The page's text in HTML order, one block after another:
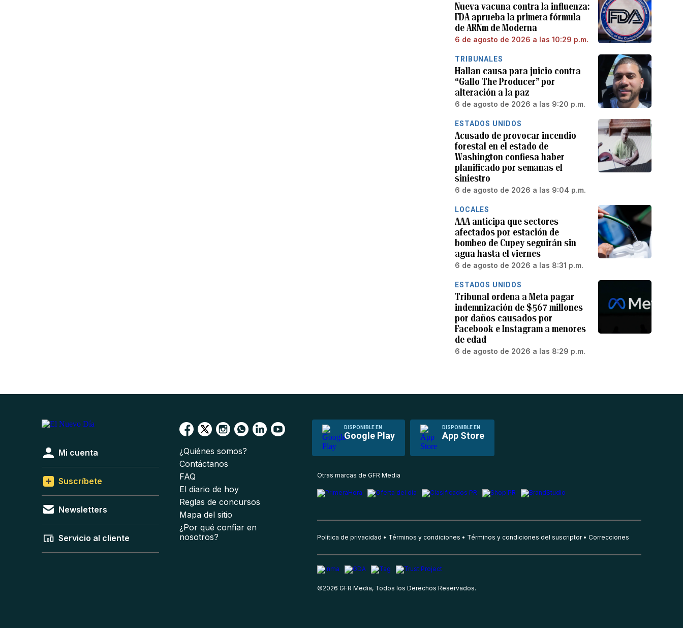
Nueva vacuna contra la influenza:
FDA aprueba la primera fórmula
de ARNm de Moderna
6 de agosto de 2026 a las 10:29 p.m.
TRIBUNALES
Hallan causa para juicio contra
“Gallo The Producer” por
alteración a la paz
6 de agosto de 2026 a las 9:20 p.m.
ESTADOS UNIDOS
Acusado de provocar incendio
forestal en el estado de
Washington confiesa haber
planificado por semanas el
siniestro
6 de agosto de 2026 a las 9:04 p.m.
LOCALES
AAA anticipa que sectores
afectados por estación de
bombeo de Cupey seguirán sin
agua hasta el viernes
6 de agosto de 2026 a las 8:31 p.m.
ESTADOS UNIDOS
Tribunal ordena a Meta pagar
indemnización de $567 millones
por daños causados por
Facebook e Instagram a menores
de edad
6 de agosto de 2026 a las 8:29 p.m.
DISPONIBLE EN
Google Play
DISPONIBLE EN
App Store
Mi cuenta
Suscríbete
Newsletters
Servicio al cliente
¿Quiénes somos?
Contáctanos
FAQ
El diario de hoy
Reglas de concursos
Mapa del sitio
¿Por qué confiar en
nosotros?
Otras marcas de GFR Media
Política de privacidad Términos y condiciones Términos y condiciones del suscriptor Correcciones
©2026 GFR Media, Todos los Derechos Reservados.